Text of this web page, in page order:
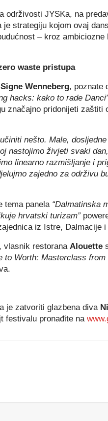
održivosti JYSKa, na
je strategiju kojom ovaj
– kroz
waste pristupa
Signe Wenneberg, poznate
hacks: kako to rade
značajno pridonijeti
nešto. Male,
nastojimo živjeti svaki
linearno razmišljanje i
zajedno za održivu
tema panela “Dalmatinska
hrvatski turizam”
iz Istre, Dalmacije i
, vlasnik restorana Alouette
to Worth: Masterclass from
je zatvoriti glazbena diva
festivalu pronađite na